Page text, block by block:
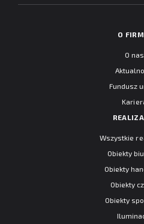
O
O nas
Fundusz
Wszystkie
Obiekty
Obiekty
Obiekty
Obiekty